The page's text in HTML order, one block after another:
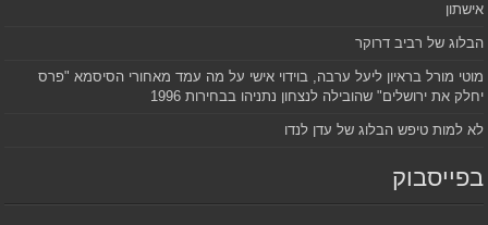
אישתון
הבלוג של רביב דרוקר
מוטי מורל בראיון ליעל ערבה, בוידוי אישי על מה עמד מאחורי הסיסמא "פרס
יחלק את ירושלים" שהובילה לנצחון נתניהו בבחירות 1996
לא למות טיפש הבלוג של עדן לנדו
בפייסבוק